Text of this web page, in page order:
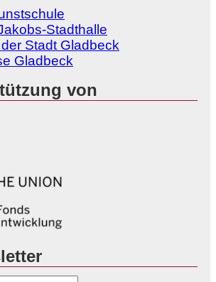
Stadthalle
Stadt Gladbeck
Gladbeck
von